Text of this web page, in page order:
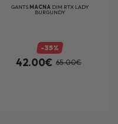
GANTSMACNA DIM RTX LADY
BURGUNDY
-35%
42.00€ 65.00€